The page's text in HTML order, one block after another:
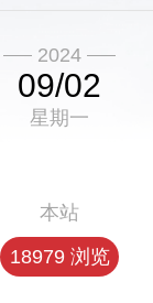
2024
09/02
星期一
本站
18979 浏览